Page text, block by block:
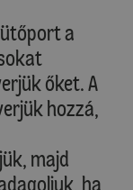
a
őket. A
hozzá,
majd
ha